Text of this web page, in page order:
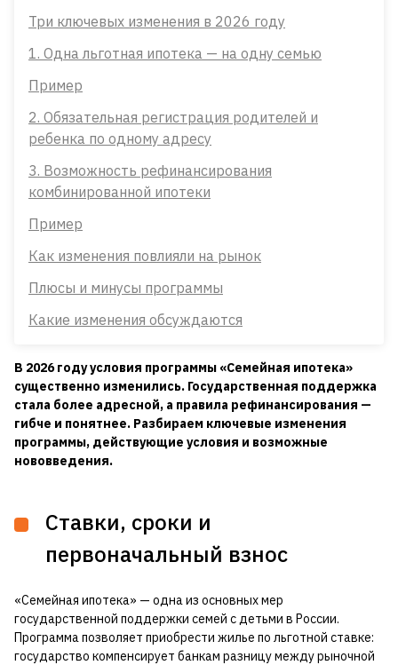
Три ключевых изменения в 2026 году
1. Одна льготная ипотека — на одну семью
Пример
2. Обязательная регистрация родителей и
ребенка по одному адресу
3. Возможность рефинансирования
комбинированной ипотеки
Пример
Как изменения повлияли на рынок
Плюсы и минусы программы
Какие изменения обсуждаются
В 2026 году условия программы «Семейная ипотека»
существенно изменились. Государственная поддержка
стала более адресной, а правила рефинансирования —
гибче и понятнее. Разбираем ключевые изменения
программы, действующие условия и возможные
нововведения.
Ставки, сроки и
первоначальный взнос
«Семейная ипотека» — одна из основных мер
государственной поддержки семей с детьми в России.
Программа позволяет приобрести жилье по льготной ставке:
государство компенсирует банкам разницу между рыночной